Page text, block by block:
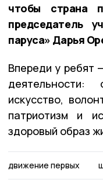
чтобы страна
председатель
паруса» Дарья
Впереди у ребят
деятельности:
искусство,
патриотизм и
здоровый образ
движение первых